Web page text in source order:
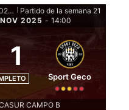
Superliga en Madrid Temporada 2025 - Fase de grupos
Partido de la semana 21
2025 - 14:00
1
Sport Geco
CAMPO B